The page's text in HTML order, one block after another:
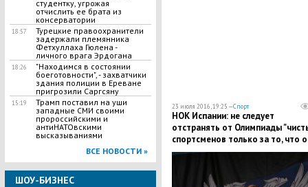
студентку, угрожая
отчислить ее брата из
консерватории
18:57
Турецкие правоохранители
задержали племянника
Фетхуллаха Гюлена -
личного врага Эрдогана
18:26
"Находимся в состоянии
боеготовности", - захватчики
здания полиции в Ереване
пригрозили Саргсяну
15:19
Трамп поставил на уши
западные СМИ своими
пророссийскими и
антиНАТОвскими
высказываниями
ВСЕ НОВОСТИ »
ШОУ-БИЗНЕС
23 июля 2016, 19:25 —Спорт
НОК Испании: не следует
отстранять от Олимпиады
спортсменов только за то, что
русские